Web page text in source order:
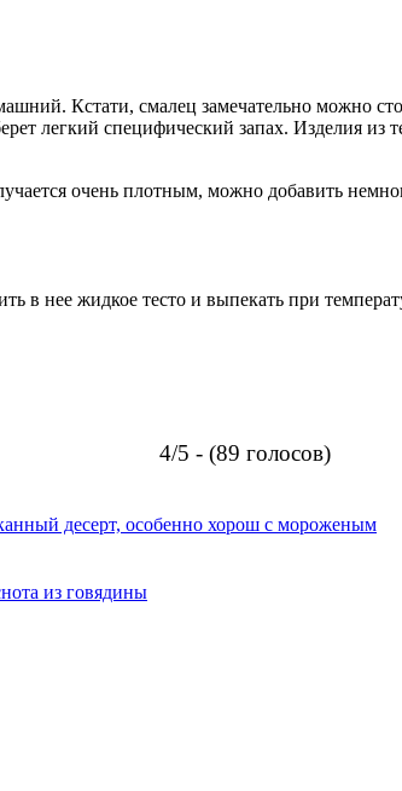
Кстати, смалец замечательно можно
легкий специфический запах. Изделия из
очень плотным, можно добавить
нее жидкое тесто и выпекать при
4/5 - (89 голосов)
десерт, особенно хорош с мороженым
из говядины